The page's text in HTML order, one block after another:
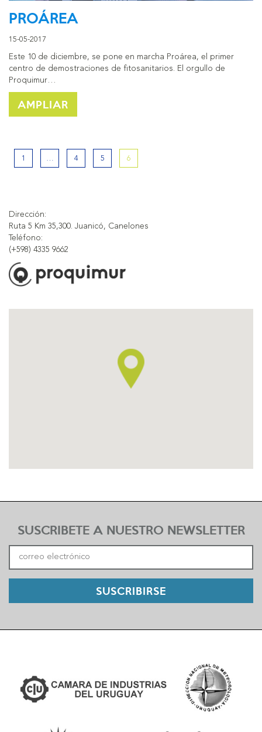
PROÁREA
15-05-2017
Este 10 de diciembre, se pone en marcha Proárea, el primer
centro de demostraciones de fitosanitarios. El orgullo de
Proquimur…
AMPLIAR
1 … 4 5 6
Dirección:
Ruta 5 Km 35,300. Juanicó, Canelones
Teléfono:
(+598) 4335 9662
SUSCRIBETE A NUESTRO NEWSLETTER
SUSCRIBIRSE